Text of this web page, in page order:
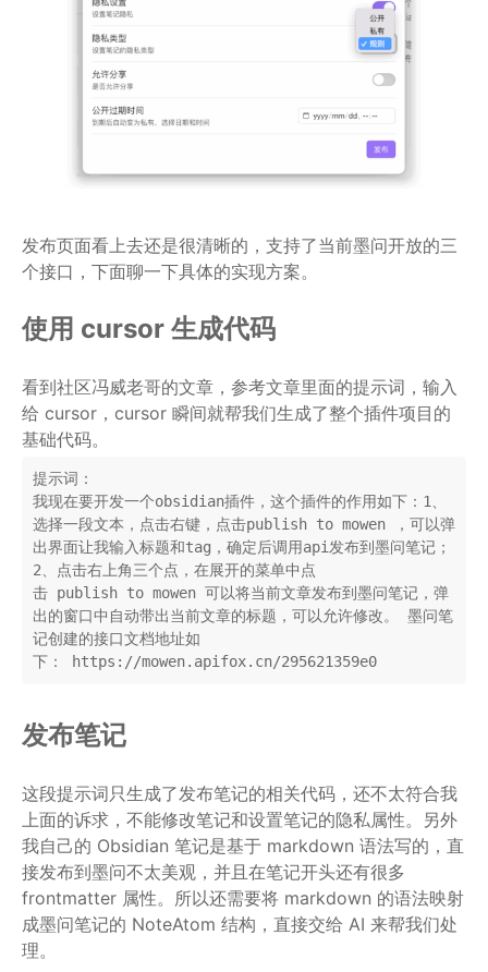
发布页面看上去还是很清晰的，支持了当前墨问开放的三
个接口，下面聊一下具体的实现方案。
使用 cursor 生成代码
看到社区冯威老哥的文章，参考文章里面的提示词，输入
给 cursor，cursor 瞬间就帮我们生成了整个插件项目的
基础代码。
提示词：
我现在要开发一个obsidian插件，这个插件的作用如下：1、
选择一段文本，点击右键，点击publish to mowen ，可以弹
出界面让我输入标题和tag，确定后调用api发布到墨问笔记；
2、点击右上角三个点，在展开的菜单中点
击 publish to mowen 可以将当前文章发布到墨问笔记，弹
出的窗口中自动带出当前文章的标题，可以允许修改。 墨问笔
记创建的接口文档地址如
下： https://mowen.apifox.cn/295621359e0
发布笔记
这段提示词只生成了发布笔记的相关代码，还不太符合我
上面的诉求，不能修改笔记和设置笔记的隐私属性。另外
我自己的 Obsidian 笔记是基于 markdown 语法写的，直
接发布到墨问不太美观，并且在笔记开头还有很多
frontmatter 属性。所以还需要将 markdown 的语法映射
成墨问笔记的 NoteAtom 结构，直接交给 AI 来帮我们处
理。